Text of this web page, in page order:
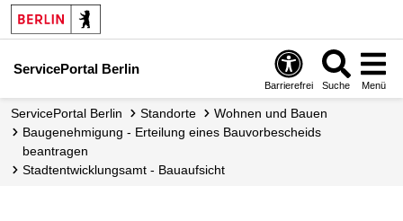
ServicePortal Berlin
Barrierefrei Suche Menü
ServicePortal Berlin Standorte
Wohnen und Bauen
Baugenehmigung - Erteilung eines Bauvorbescheids
beantragen
Stadtentwicklungsamt - Bauaufsicht